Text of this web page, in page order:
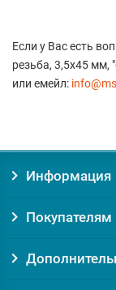
Если у Вас есть
резьба, 3,5х45 мм,
или емейл:
Информация
Покупателям